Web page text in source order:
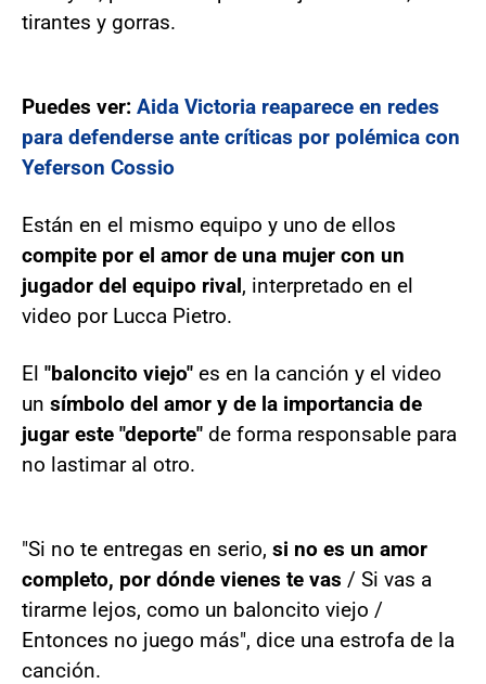
tirantes y gorras.
Puedes ver: Aida Victoria reaparece en redes
para defenderse ante críticas por polémica con
Yeferson Cossio
Están en el mismo equipo y uno de ellos
compite por el amor de una mujer con un
jugador del equipo rival, interpretado en el
video por Lucca Pietro.
El "baloncito viejo" es en la canción y el video
un símbolo del amor y de la importancia de
jugar este "deporte" de forma responsable para
no lastimar al otro.
"Si no te entregas en serio, si no es un amor
completo, por dónde vienes te vas / Si vas a
tirarme lejos, como un baloncito viejo /
Entonces no juego más", dice una estrofa de la
canción.